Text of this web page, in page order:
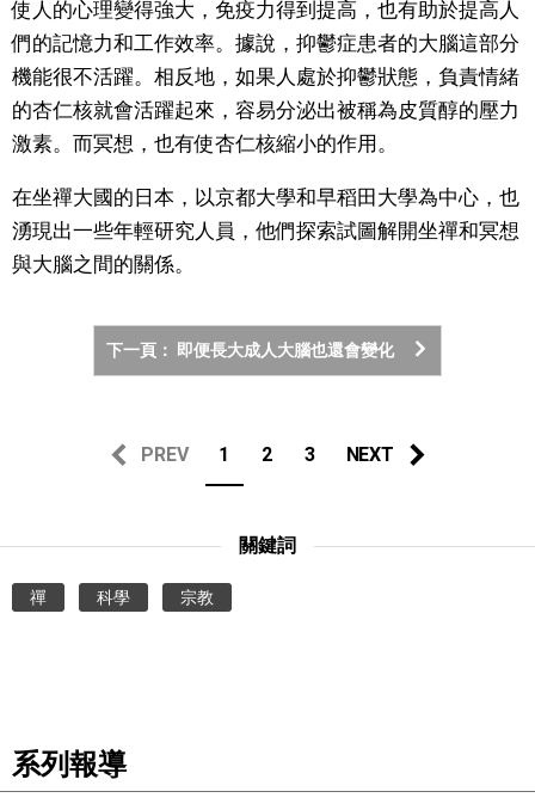
使人的心理變得強大，免疫力得到提高，也有助於提高人
們的記憶力和工作效率。據說，抑鬱症患者的大腦這部分
機能很不活躍。相反地，如果人處於抑鬱狀態，負責情緒
的杏仁核就會活躍起來，容易分泌出被稱為皮質醇的壓力
激素。而冥想，也有使杏仁核縮小的作用。
在坐禪大國的日本，以京都大學和早稻田大學為中心，也
湧現出一些年輕研究人員，他們探索試圖解開坐禪和冥想
與大腦之間的關係。
下一頁： 即便長大成人大腦也還會變化
PREV 1 2 3 NEXT
關鍵詞
禪 科學 宗教
系列報導